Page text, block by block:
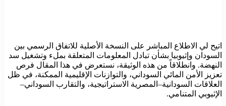
اتيح لي الاطلاع المباشر على النسخة الأصلية للاتفاق الرسمي بين
السودان وإثيوبيا بشأن تبادل المعلومات المتعلقة بملء وتشغيل سد
النهضة. وانطلاقاً من هذه الوثيقة، نستعرض في هذا المقال فرص
تعزيز الأمن المائي السوداني، والتوازنات الإقليمية الممكنة، في ظل
العلاقات السودانية–المصرية الاستراتيجية، والتقارب السوداني–
الإثيوبي المتنامي.